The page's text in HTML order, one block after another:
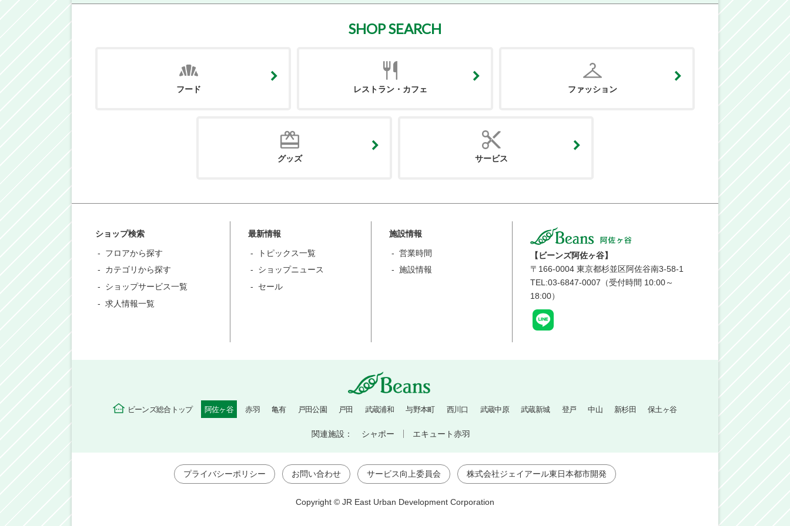
SHOP SEARCH
フード レストラン・カフェ ファッション
グッズ サービス
ショップ検索
フロアから探す
カテゴリから探す
ショップサービス一覧
求人情報一覧
最新情報
トピックス一覧
ショップニュース
セール
施設情報
営業時間
施設情報
【ビーンズ阿佐ヶ谷】
〒 166-0004 東京都杉並区阿佐谷南3-58-1
TEL:03-6847-0007（受付時間 10:00～
18:00）
ビーンズ総合トップ 阿佐ヶ谷 赤羽 亀有 戸田公園 戸田 武蔵浦和 与野本町 西川口 武蔵中原 武蔵新城 登戸 中山 新杉田 保土ヶ谷
関連施設： シャポー エキュート赤羽
プライバシーポリシー お問い合わせ サービス向上委員会 株式会社ジェイアール東日本都市開発
Copyright © JR East Urban Development Corporation